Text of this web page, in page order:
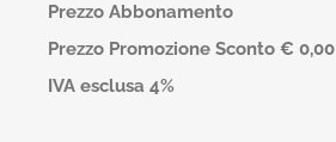
Prezzo Abbonamento
Prezzo Promozione Sconto € 0,00
IVA esclusa 4%